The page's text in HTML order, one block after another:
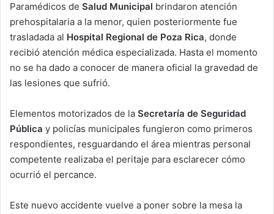
Paramédicos de Salud Municipal brindaron atención
prehospitalaria a la menor, quien posteriormente fue
trasladada al Hospital Regional de Poza Rica, donde
recibió atención médica especializada. Hasta el momento
no se ha dado a conocer de manera oficial la gravedad de
las lesiones que sufrió.
Elementos motorizados de la Secretaría de Seguridad
Pública y policías municipales fungieron como primeros
respondientes, resguardando el área mientras personal
competente realizaba el peritaje para esclarecer cómo
ocurrió el percance.
Este nuevo accidente vuelve a poner sobre la mesa la